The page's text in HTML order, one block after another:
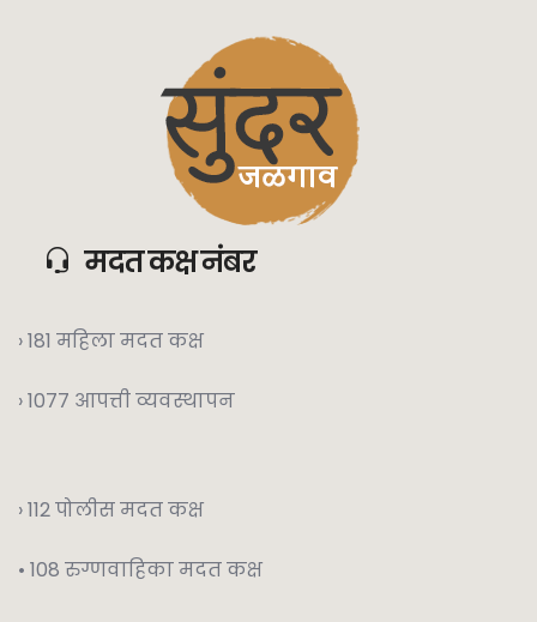
मदत कक्ष नंबर
› 181 महिला मदत कक्ष
› 1077 आपत्ती व्यवस्थापन
› 112 पोलीस मदत कक्ष
• 108 रुग्णवाहिका मदत कक्ष